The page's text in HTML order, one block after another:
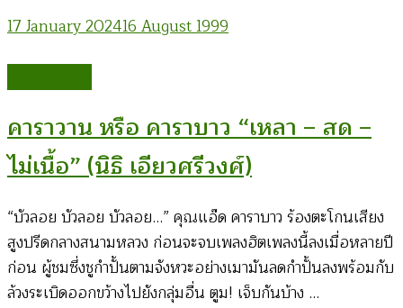
17 January 202416 August 1999
คาราวาน หรือ คาราบาว “เหลา – สด –
ไม่เนื้อ” (นิธิ เอียวศรีวงศ์)
“บัวลอย บัวลอย บัวลอย…” คุณแอ๊ด คาราบาว ร้องตะโกนเสียง
สูงปรีดกลางสนามหลวง ก่อนจะจบเพลงฮิตเพลงนี้ลงเมื่อหลายปี
ก่อน ผู้ชมซึ่งชูกําปั้นตามจังหวะอย่างเมามันลดกําปั้นลงพร้อมกับ
ล้วงระเบิดออกขว้างไปยังกลุ่มอื่น ตูม! เจ็บกันบ้าง …